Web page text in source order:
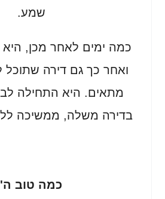
שמע.
כמה ימים לאחר מכן,
ואחר כך גם דירה שתוכל
מתאים. היא התחילה
בדירה משלה, ממשיכה
כמה טוב ה'